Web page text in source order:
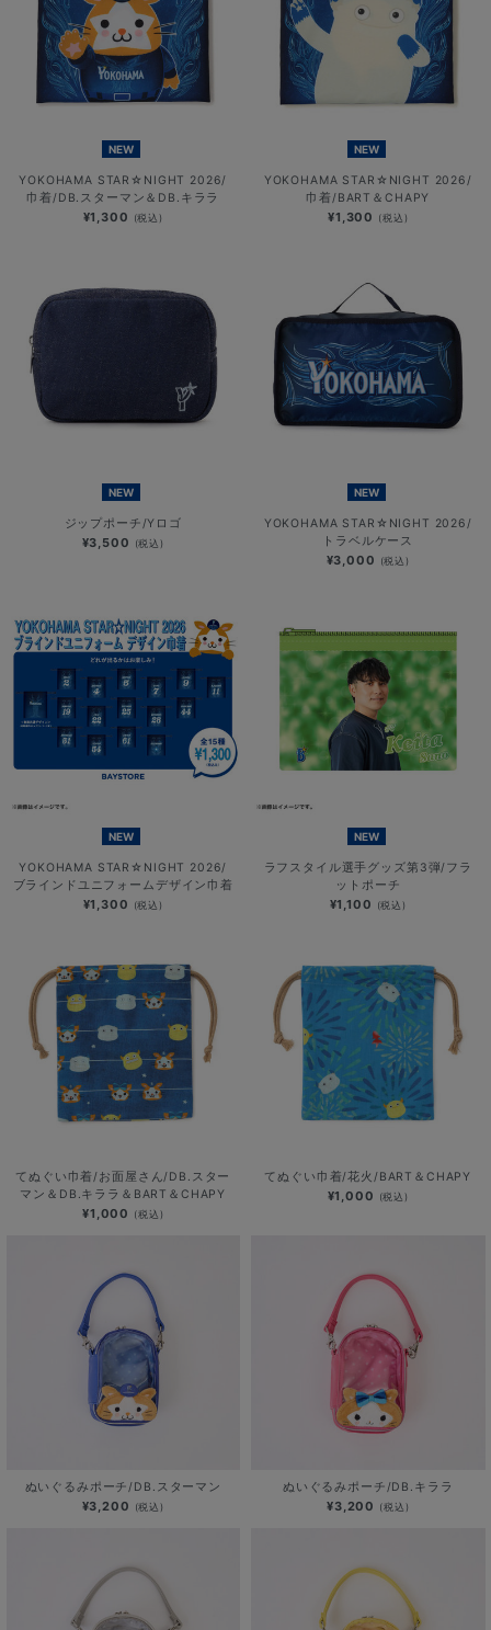
NEW
YOKOHAMA STAR☆NIGHT 2026/
巾着/DB.スターマン＆DB.キララ
¥1,300 (税込)
NEW
YOKOHAMA STAR☆NIGHT 2026/
巾着/BART＆CHAPY
¥1,300 (税込)
NEW
ジップポーチ/Yロゴ
¥3,500 (税込)
NEW
YOKOHAMA STAR☆NIGHT 2026/
トラベルケース
¥3,000 (税込)
NEW
YOKOHAMA STAR☆NIGHT 2026/
ブラインドユニフォームデザイン巾着
¥1,300 (税込)
NEW
ラフスタイル選手グッズ第3弾/フラ
ットポーチ
¥1,100 (税込)
てぬぐい巾着/お面屋さん/DB.スター
マン＆DB.キララ＆BART＆CHAPY
¥1,000 (税込)
てぬぐい巾着/花火/BART＆CHAPY
¥1,000 (税込)
ぬいぐるみポーチ/DB.スターマン
¥3,200 (税込)
ぬいぐるみポーチ/DB.キララ
¥3,200 (税込)